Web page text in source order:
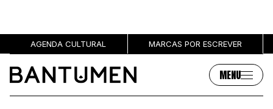
AGENDA CULTURAL MARCAS POR ESCREVER
MENU